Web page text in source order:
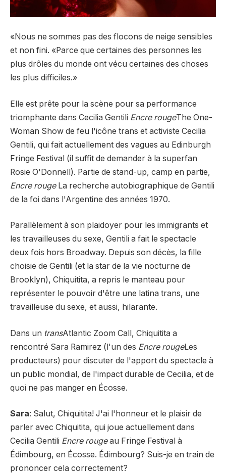
«Nous ne sommes pas des flocons de neige sensibles
et non fini. «Parce que certaines des personnes les
plus drôles du monde ont vécu certaines des choses
les plus difficiles.»
Elle est prête pour la scène pour sa performance
triomphante dans Cecilia Gentili Encre rougeThe One-
Woman Show de feu l'icône trans et activiste Cecilia
Gentili, qui fait actuellement des vagues au Edinburgh
Fringe Festival (il suffit de demander à la superfan
Rosie O'Donnell). Partie de stand-up, camp en partie,
Encre rougeLa recherche autobiographique de Gentili
de la foi dans l'Argentine des années 1970.
Parallèlement à son plaidoyer pour les immigrants et
les travailleuses du sexe, Gentili a fait le spectacle
deux fois hors Broadway. Depuis son décès, la fille
choisie de Gentili (et la star de la vie nocturne de
Brooklyn), Chiquitita, a repris le manteau pour
représenter le pouvoir d'être une latina trans, une
travailleuse du sexe, et aussi, hilarante.
Dans un transAtlantic Zoom Call, Chiquitita a
rencontré Sara Ramirez (l'un des Encre rougeLes
producteurs) pour discuter de l'apport du spectacle à
un public mondial, de l'impact durable de Cecilia, et de
quoi ne pas manger en Écosse.
Sara: Salut, Chiquitita! J'ai l'honneur et le plaisir de
parler avec Chiquitita, qui joue actuellement dans
Cecilia Gentili Encre rougeau Fringe Festival à
Édimbourg, en Écosse. Édimbourg? Suis-je en train de
prononcer cela correctement?